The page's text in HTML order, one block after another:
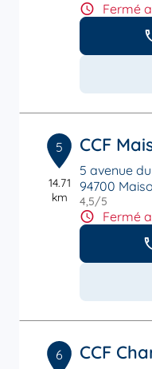
Fermé
5
14.71
km
CCF
5 avenue
94700
4,5/5
Fermé
6 CCF